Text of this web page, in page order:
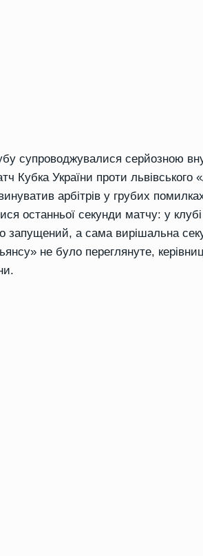
супроводжувалися серйозною
Кубка України проти львівського
арбітрів у грубих
останньої секунди матчу: у
запущений, а сама вирішальна
не було переглянуте,